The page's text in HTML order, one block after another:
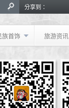
分享到：
族首饰 旅游资讯